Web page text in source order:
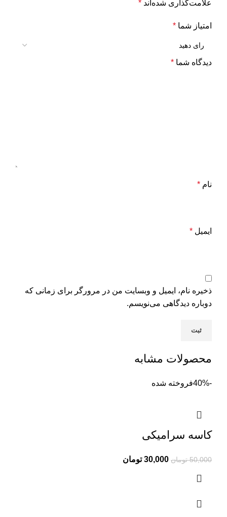
علامت‌گذاری شده‌اند *
امتیاز شما *
دیدگاه شما *
نام *
ایمیل *
ذخیره نام، ایمیل و وبسایت من در مرورگر برای زمانی که
دوباره دیدگاهی می‌نویسم.
محصولات مشابه
-40% فروخته شده
کاسه سرامیکی
50,000 تومان Original
30,000 تومان